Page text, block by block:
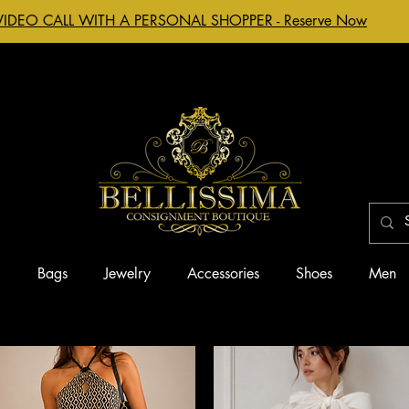
CALL WITH A PERSONAL SHOPPER - Reserve Now
Bags Jewelry Accessories Shoes Men